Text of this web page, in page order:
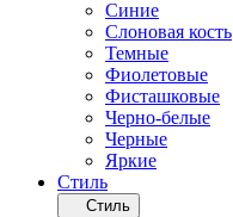
Синие
Слоновая кость
Темные
Фиолетовые
Фисташковые
Черно-белые
Черные
Яркие
Стиль
Стиль